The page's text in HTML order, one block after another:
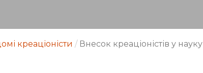
креаціоністи / Внесок креаціоністів у науку